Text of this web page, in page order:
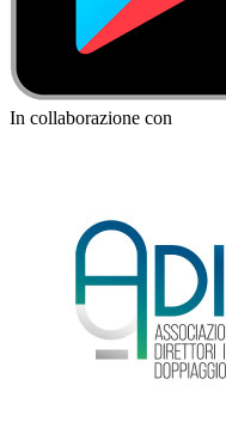
In collaborazione con